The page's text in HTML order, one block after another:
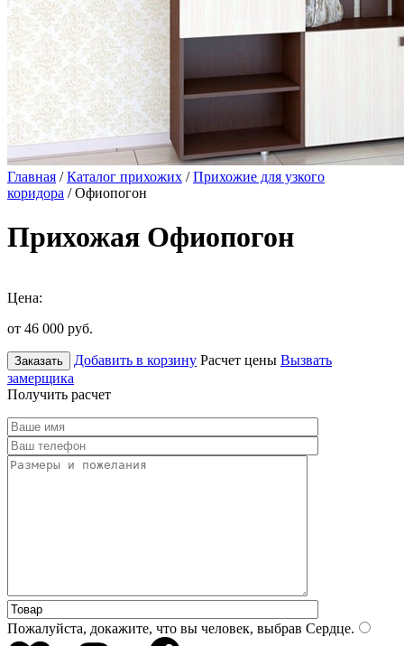
Главная /Каталог прихожих /Прихожие для узкого
коридора / Офиопогон
Прихожая Офиопогон
Цена:
от 46 000 руб.
Заказать Добавить в корзину Расчет цены Вызвать
замерщика
Получить расчет
Пожалуйста, докажите, что вы человек, выбрав Сердце.